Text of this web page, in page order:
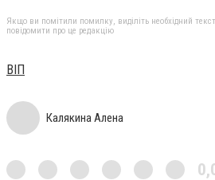
Якщо ви помітили помилку, виділіть необхідний
повідомити про це редакцію
ВІП
Калякина Алена